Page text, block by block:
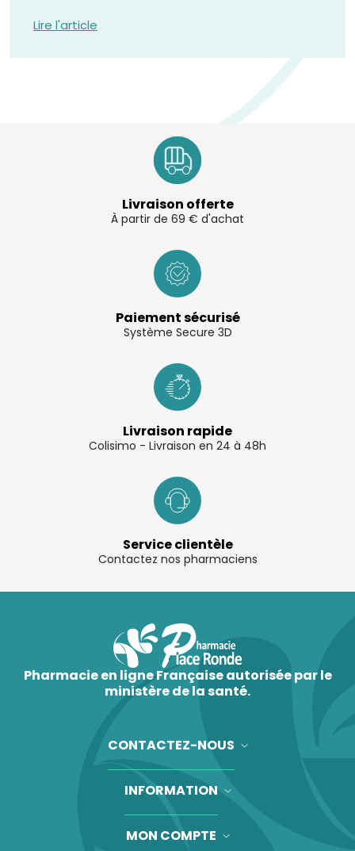
Lire l'article
Livraison offerte
À partir de 69 € d'achat
Paiement sécurisé
Système Secure 3D
Livraison rapide
Colisimo - Livraison en 24 à 48h
Service clientèle
Contactez nos pharmaciens
Pharmacie en ligne Française autorisée par le
ministère de la santé.
CONTACTEZ-NOUS
INFORMATION
MON COMPTE